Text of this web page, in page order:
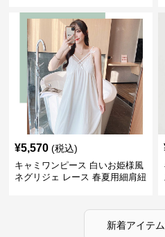
¥5,570 (税込)
キャミワンピース 白いお姫様風
ネグリジェ レース 春夏用細肩紐
新着アイテ